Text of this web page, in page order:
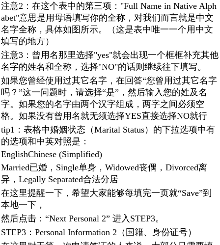
注意2：在这个表中的第三项："Full Name in Native Alph
abet"意思是用母语填写你的全称，对我们而言就是中文
名字全称，具体如图所示。（这是表中唯一一个用中文
填写的地方）
注意3：曾用名那里选择"yes"就会出现一个框框补充其他
名字的姓名和全称，选择"NO"的话则继续往下填写。
如果您曾经使用过其它名字，在回答“您曾用过其它名字
吗？”这一问题时，请选择“是”，然后输入您的姓及名
字。如果您的名字由两个汉字组成，两字之间必须空
格。如果没有曾用名就无须选择YES直接选择NO就行
tip1：表格中婚姻状态（Marital Status）的下拉选项中有
的选项和中英对照是：
EnglishChinese (Simplified)
Married已婚，Single单身，Widowed丧偶，Divorced离
异，Legally Separated合法分居
在这里提醒一下，希望大家能够每填完一页就“Save”到
本地一下，
然后点击：“Next Personal 2” 进入STEP3。
STEP3：Personal Information 2（国籍、身份证号）